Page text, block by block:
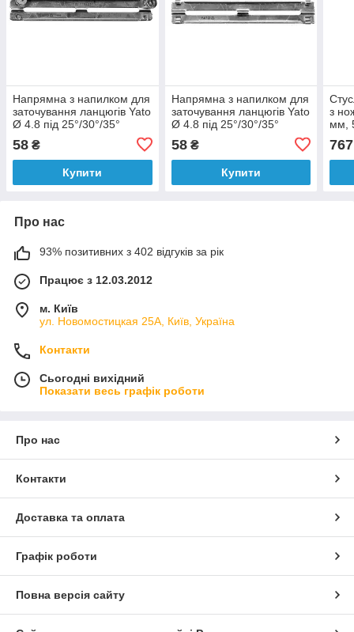
Напрямна з напилком для
заточування ланцюгів Yato
Ø 4.8 під 25°/30°/35°
58 ₴
Купити
Напрямна з напилком для
заточування ланцюгів Yato
Ø 4.8 під 25°/30°/35°
58₴
Купити
з
мм,
767
Про нас
93% позитивних з 402 відгуків за рік
Працює з 12.03.2012
м. Київ
ул. Новомостицкая 25А, Київ, Україна
Контакти
Сьогодні вихідний
Показати весь графік роботи
Про нас
Контакти
Доставка та оплата
Графік роботи
Повна версія сайту